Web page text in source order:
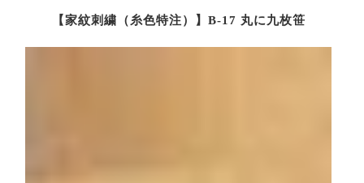
【家紋刺繍（糸色特注）】B-17 丸に九枚笹